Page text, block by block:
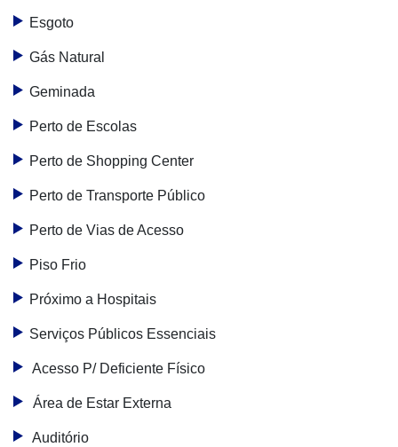
Esgoto
Gás Natural
Geminada
Perto de Escolas
Perto de Shopping Center
Perto de Transporte Público
Perto de Vias de Acesso
Piso Frio
Próximo a Hospitais
Serviços Públicos Essenciais
Acesso P/ Deficiente Físico
Área de Estar Externa
Auditório